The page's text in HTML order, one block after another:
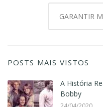
GARANTIR
POSTS MAIS VISTOS
A História
Bobby